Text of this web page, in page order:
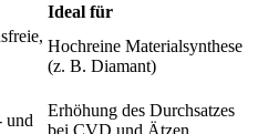
Ideal für
Hochreine Materialsynthese
(z. B. Diamant)
und
Erhöhung des Durchsatzes
bei CVD und Ätzen